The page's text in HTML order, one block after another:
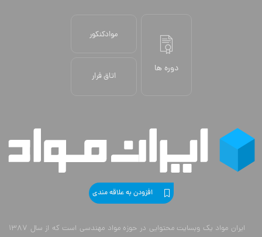
دوره ها
موادکنکور
اتاق فرار
افزودن به علاقه مندی
ایران مواد یک وبسایت محتوایی در حوزه مواد مهندسی است که از سال 1387